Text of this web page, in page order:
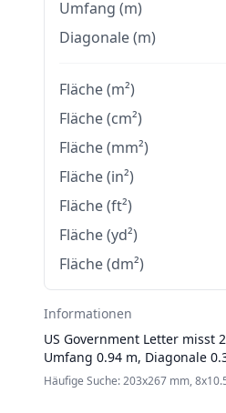
Umfang (m)
Diagonale (m)
Fläche (m²)
Fläche (cm²)
Fläche (mm²)
Fläche (in²)
Fläche (ft²)
Fläche (yd²)
Fläche (dm²)
Informationen
US Government Letter misst
Umfang 0.94 m, Diagonale
Häufige Suche: 203x267 mm,